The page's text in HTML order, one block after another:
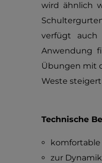
wird ähnlich
verfügt auch
Anwendung
Übungen mit
Weste steigert
Technische
zur